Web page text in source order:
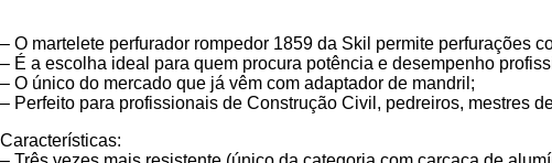
– O martelete perfurador rompedor 1859 da Skil permite perfurações
– É a escolha ideal para quem procura potência e desempenho
– O único do mercado que já vêm com adaptador de mandril;
– Perfeito para profissionais de Construção Civil, pedreiros, mestres
Características: